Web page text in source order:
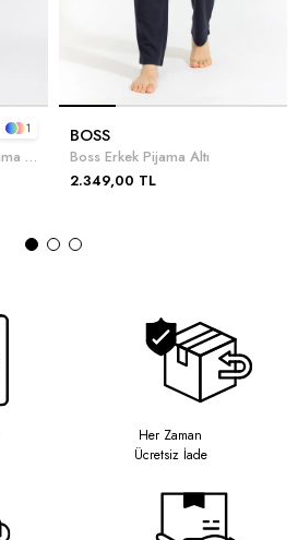
Boss Mix&Match Erkek Pijama Altı
1 BOSS
Boss Erkek Pijama Altı
2.349,00 TL
Her Zaman
Ücretsiz İade